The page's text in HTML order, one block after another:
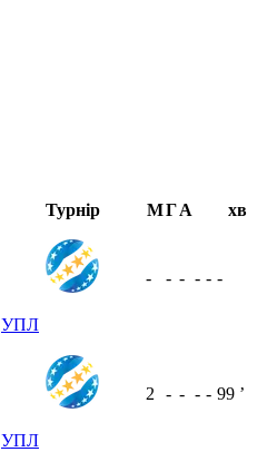
Турнір МГА хв
УПЛ
- - - - - -
УПЛ
2 - - - - 99 ʼ